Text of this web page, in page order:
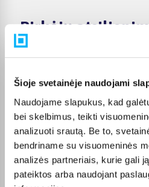
Šioje svetainėje naudojami
Naudojame slapukus, kad
bei skelbimus, teikti
analizuoti srautą. Be to,
bendriname su visuomeninės
analizės partneriais, kurie gali
pateiktos arba naudojant
Pirkėjų
Ingrida V.
Greitai pristatytas, puikus aparatas,
dovanu � ...